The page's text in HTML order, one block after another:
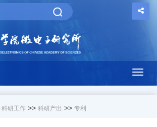
科研工作 >> 科研产出 >> 专利